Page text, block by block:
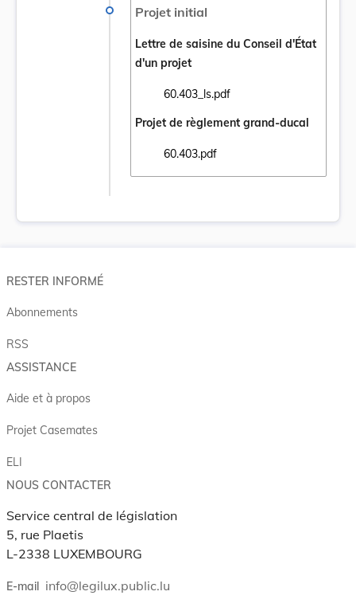
Projet initial
Lettre de saisine du Conseil d'État
d'un projet
60.403_ls.pdf
Ouvrir le document 60.403_ls.pdf dans un
Projet de règlement grand-ducal
60.403.pdf
Ouvrir le document 60.403.pdf dans un
RESTER INFORMÉ
Abonnements
RSS
ASSISTANCE
Aide et à propos
Projet Casemates
ELI
NOUS CONTACTER
Service central de législation
5, rue Plaetis
L-2338 LUXEMBOURG
E-mail info@legilux.public.lu